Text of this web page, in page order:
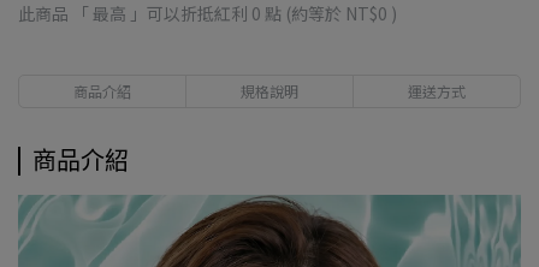
此商品 「 最高 」可以折抵紅利 0 點 (約等於 NT$0 )
商品介紹 規格說明 運送方式
商品介紹